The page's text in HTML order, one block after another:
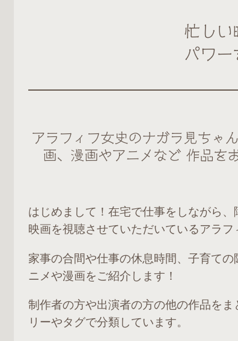
忙しい
パワー
アラフィフ女史のナガラ見ちゃ
画、漫画やアニメなど 作品を
はじめまして！在宅で仕事をしながら
映画を視聴させていただいているアラ
家事の合間や仕事の休息時間、子育て
ニメや漫画をご紹介します！
制作者の方や出演者の方の他の作品を
リーやタグで分類しています。